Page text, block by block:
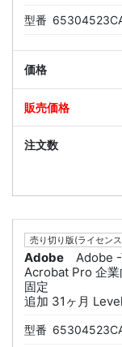
型番
売り切り版(ライセン
Adobe
Adobe
Acrobat Pro 企業
固定
追加 31ヶ月
型番